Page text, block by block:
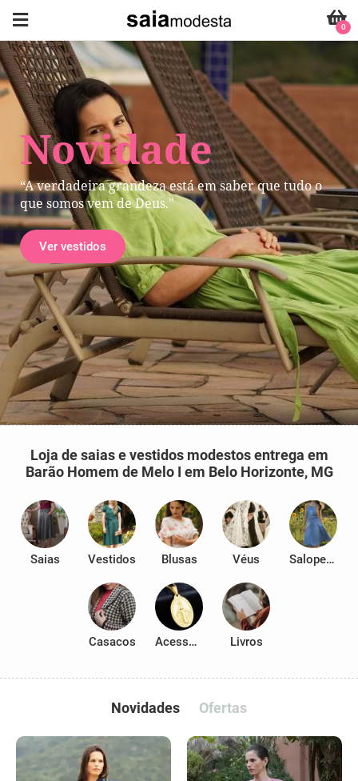
Novidade
“A verdadeira grandeza está em saber que tudo o
que somos vem de Deus."
Ver vestidos
0
Loja de saias e vestidos modestos entrega em
Barão Homem de Melo I em Belo Horizonte, MG
Saias Vestidos Blusas Véus Salopetes
Casacos Acessórios Livros
Novidades Ofertas